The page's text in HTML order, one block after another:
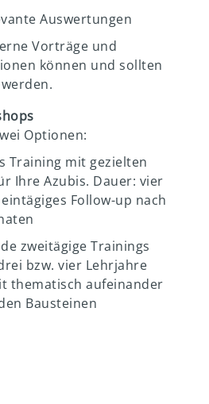
Auswertungen
Vorträge und
können und sollten
Optionen:
Training mit gezielten
Ihre Azubis. Dauer: vier
Follow-up nach
zweitägige Trainings
bzw. vier Lehrjahre
thematisch aufeinander
Bausteinen